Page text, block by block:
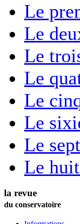
Le
Le
Le
Le
Le
Le
Le
Le
la revue
du conservatoire